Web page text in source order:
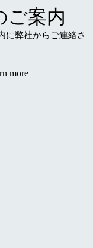
ご案内
に弊社からご連絡さ
more